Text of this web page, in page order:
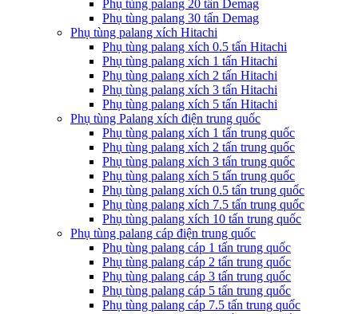
Phụ tùng palang 20 tấn Demag
Phụ tùng palang 30 tấn Demag
Phụ tùng palang xích Hitachi
Phụ tùng palang xích 0.5 tấn Hitachi
Phụ tùng palang xích 1 tấn Hitachi
Phụ tùng palang xích 2 tấn Hitachi
Phụ tùng palang xích 3 tấn Hitachi
Phụ tùng palang xích 5 tấn Hitachi
Phụ tùng Palang xích điện trung quốc
Phụ tùng palang xích 1 tấn trung quốc
Phụ tùng palang xích 2 tấn trung quốc
Phụ tùng palang xích 3 tấn trung quốc
Phụ tùng palang xích 5 tấn trung quốc
Phụ tùng palang xích 0.5 tấn trung quốc
Phụ tùng palang xích 7.5 tấn trung quốc
Phụ tùng palang xích 10 tấn trung quốc
Phụ tùng palang cáp điện trung quốc
Phụ tùng palang cáp 1 tấn trung quốc
Phụ tùng palang cáp 2 tấn trung quốc
Phụ tùng palang cáp 3 tấn trung quốc
Phụ tùng palang cáp 5 tấn trung quốc
Phụ tùng palang cáp 7.5 tấn trung quốc